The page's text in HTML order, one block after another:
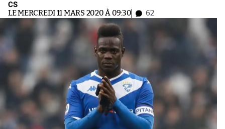
CS
LE MERCREDI 11 MARS 2020 À 09:30 62